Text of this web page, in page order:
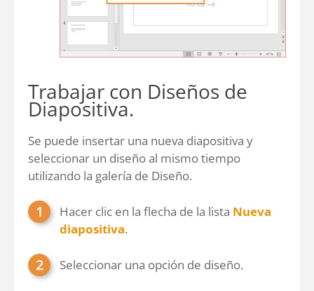
Trabajar con Diseños de
Diapositiva.
Se puede insertar una nueva diapositiva y
seleccionar un diseño al mismo tiempo
utilizando la galería de Diseño.
Hacer clic en la flecha de la lista Nueva
diapositiva.
Seleccionar una opción de diseño.